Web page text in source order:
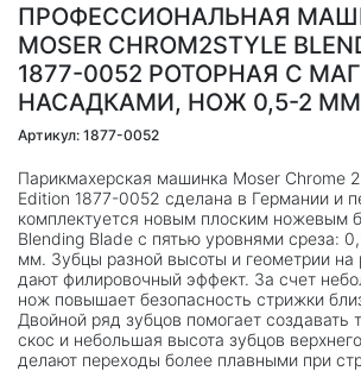
ПРОФЕССИОНАЛЬНАЯ
MOSER CHROM2STYLE
1877-0052 РОТОРНАЯ С
НАСАДКАМИ, НОЖ 0,5-2 ММ
Артикул: 1877-0052
Парикмахерская машинка Moser Chrome
Edition 1877-0052 сделана в Германии и
комплектуется новым плоским ножевым
Blending Blade с пятью уровнями среза:
мм. Зубцы разной высоты и геометрии
дают филировочный эффект. За счет
нож повышает безопасность стрижки
Двойной ряд зубцов помогает создавать
скос и небольшая высота зубцов
делают переходы более плавными при